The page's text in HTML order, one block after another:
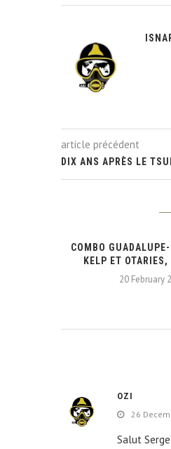
article précédent
DIX ANS APRÈS LE
COMBO
KELP ET
20 February
OZI
26
Salut